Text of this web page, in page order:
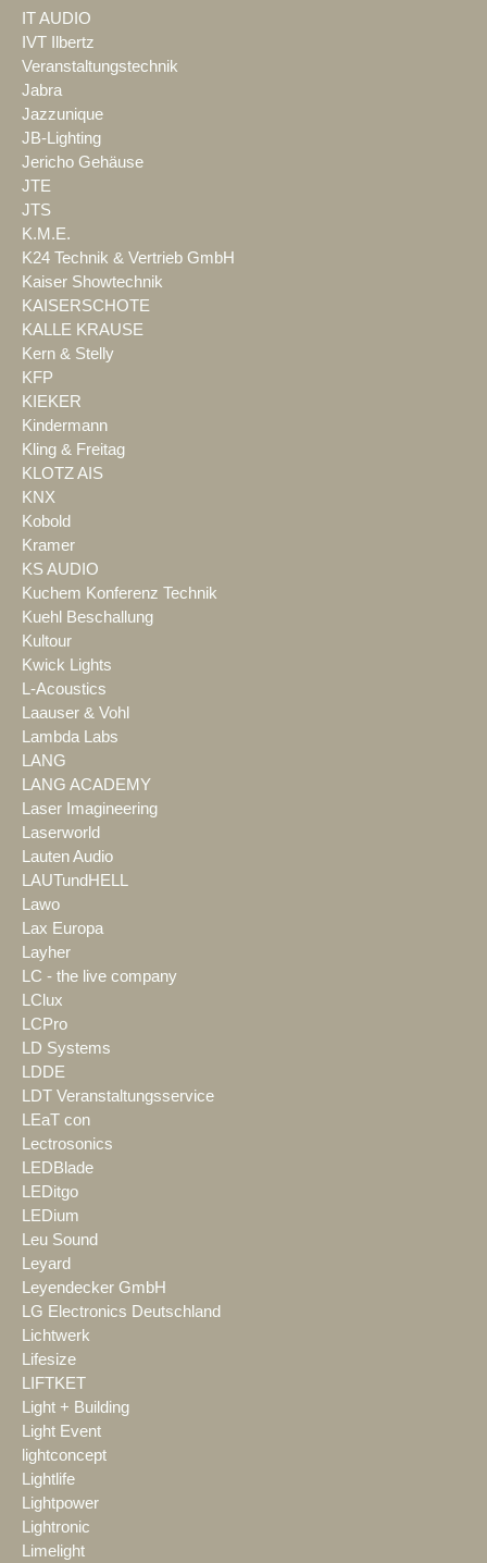
IT AUDIO
IVT Ilbertz
Veranstaltungstechnik
Jabra
Jazzunique
JB-Lighting
Jericho Gehäuse
JTE
JTS
K.M.E.
K24 Technik & Vertrieb GmbH
Kaiser Showtechnik
KAISERSCHOTE
KALLE KRAUSE
Kern & Stelly
KFP
KIEKER
Kindermann
Kling & Freitag
KLOTZ AIS
KNX
Kobold
Kramer
KS AUDIO
Kuchem Konferenz Technik
Kuehl Beschallung
Kultour
Kwick Lights
L-Acoustics
Laauser & Vohl
Lambda Labs
LANG
LANG ACADEMY
Laser Imagineering
Laserworld
Lauten Audio
LAUTundHELL
Lawo
Lax Europa
Layher
LC - the live company
LClux
LCPro
LD Systems
LDDE
LDT Veranstaltungsservice
LEaT con
Lectrosonics
LEDBlade
LEDitgo
LEDium
Leu Sound
Leyard
Leyendecker GmbH
LG Electronics Deutschland
Lichtwerk
Lifesize
LIFTKET
Light + Building
Light Event
lightconcept
Lightlife
Lightpower
Lightronic
Limelight